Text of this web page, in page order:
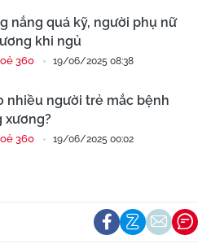
nắng quá kỹ, người phụ nữ
khi ngủ
360 19/06/2025 08:38
nhiều người trẻ mắc bệnh
xương?
360 19/06/2025 00:02